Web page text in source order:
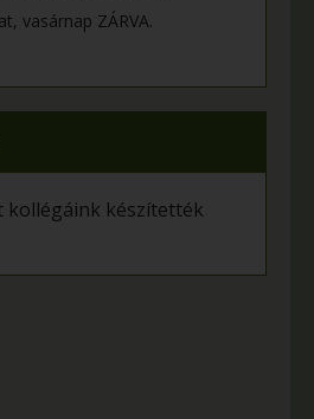
vasárnap ZÁRVA.
készítették